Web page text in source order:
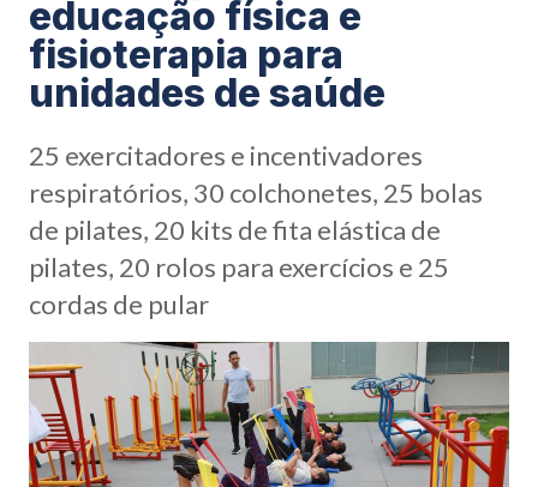
educação física e
fisioterapia para
unidades de saúde
25 exercitadores e incentivadores
respiratórios, 30 colchonetes, 25 bolas
de pilates, 20 kits de fita elástica de
pilates, 20 rolos para exercícios e 25
cordas de pular